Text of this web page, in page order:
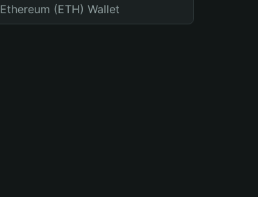
Ethereum (ETH) Wallet